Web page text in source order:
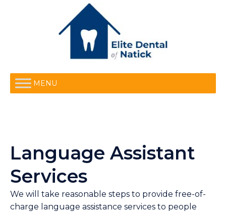
MENU
Language Assistant
Services
We will take reasonable steps to provide free-of-
charge language assistance services to people